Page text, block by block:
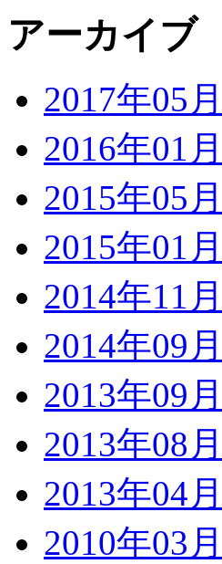
アーカイブ
2017年05月
2016年01月
2015年05月
2015年01月
2014年11月
2014年09月
2013年09月
2013年08月
2013年04月
2010年03月